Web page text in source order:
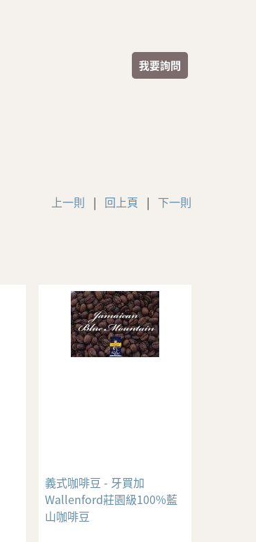
我要詢問
上一則 | 回上頁 | 下一則
義式咖啡豆 - 牙買加
Wallenford莊園級100%藍
山咖啡豆